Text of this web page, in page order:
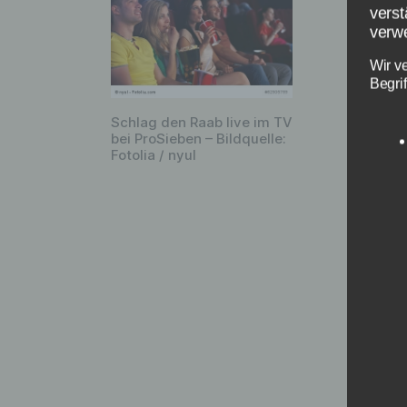
Schlag den Raab live im TV
bei ProSieben – Bildquelle:
Fotolia / nyul
es
Wir